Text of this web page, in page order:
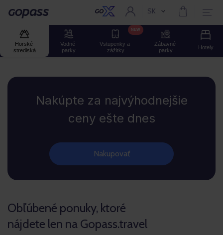
Gopass Aktuální jazyk:
SK
Horské
strediská
Vodné
parky
Vstupenky a
zážitky
NEW
Zábavné
parky
Hotely
Nakúpte za najvýhodnejšie
ceny ešte dnes
Nakupovať
Obľúbené ponuky, ktoré
nájdete len na Gopass.travel